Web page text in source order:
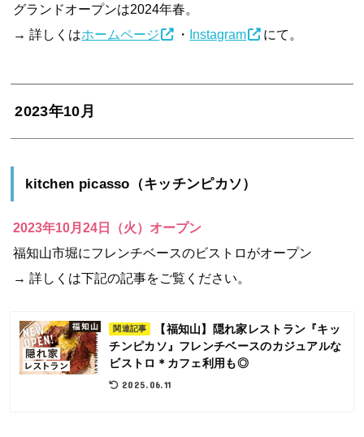
グランドオープンは2024年春。
→ 詳しくはホームページ ・ Instagram にて。
2023年10月
kitchen picasso（キッチンピカソ）
2023年10月24日（火）オープン
福知山市堀にフレンチベースのビストロがオープン
→ 詳しくは下記の記事をご覧ください。
関連記事
【福知山】隠れ家レストラン『キッ
チンピカソ』フレンチベースのカジュアルな
ビストロ＊カフェ利用も◎
2025.06.11